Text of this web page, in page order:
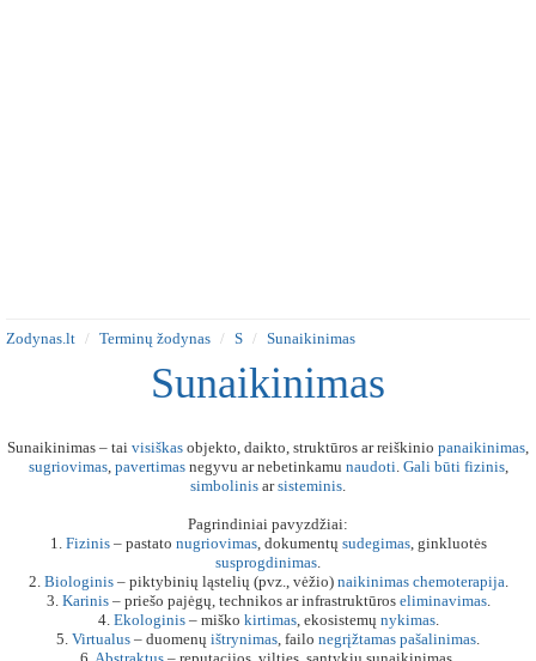
Zodynas.lt Terminų žodynas S Sunaikinimas
Sunaikinimas
Sunaikinimas – tai visiškas objekto, daikto, struktūros ar reiškinio panaikinimas,
sugriovimas, pavertimasnegyvu ar nebetinkamu naudoti. Gali būti fizinis,
simbolinis arsisteminis.
Pagrindiniai pavyzdžiai:
1. Fizinis– pastato nugriovimas, dokumentų sudegimas, ginkluotės
susprogdinimas.
2. Biologinis– piktybinių ląstelių (pvz., vėžio) naikinimas chemoterapija.
3. Karinis– priešo pajėgų, technikos ar infrastruktūros eliminavimas.
4. Ekologinis– miško kirtimas, ekosistemų nykimas.
5. Virtualus – duomenų ištrynimas, failo negrįžtamas pašalinimas.